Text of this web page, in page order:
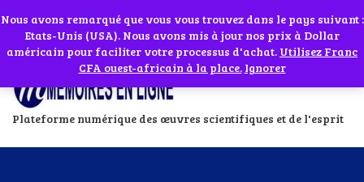
Abonnes toi à notre chaîne WhatsApp en cliquant sur l'icône en face
Plateforme numérique des œuvres scientifiques et de l'esprit
Si vous avez besoin d'assistance Contactez-nous par WhatsApp au
+229 01 95 33 60 26Ignorer
Nous avons remarqué que vous vous trouvez dans le pays suivant :
Etats-Unis (USA). Nous avons mis à jour nos prix à Dollar
américain pour faciliter votre processus d'achat. Utilisez Franc
CFA ouest-africain à la place. Ignorer